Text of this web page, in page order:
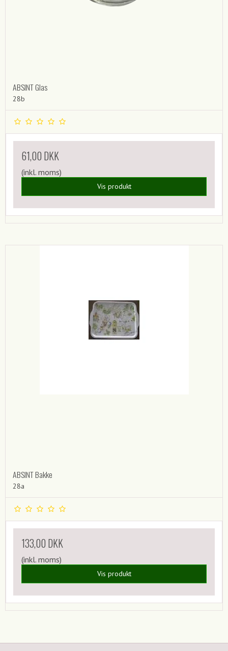
ABSINT Glas
28b
61,00 DKK
(inkl. moms)
Vis produkt
ABSINT Bakke
28a
133,00 DKK
(inkl. moms)
Vis produkt